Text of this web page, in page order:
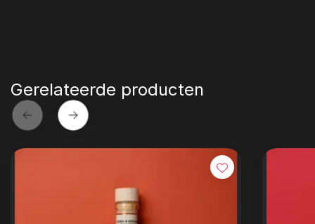
Gerelateerde producten